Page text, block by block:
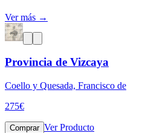
Ver más →
Provincia de Vizcaya
Coello y Quesada, Francisco de
275€
Comprar Ver Producto